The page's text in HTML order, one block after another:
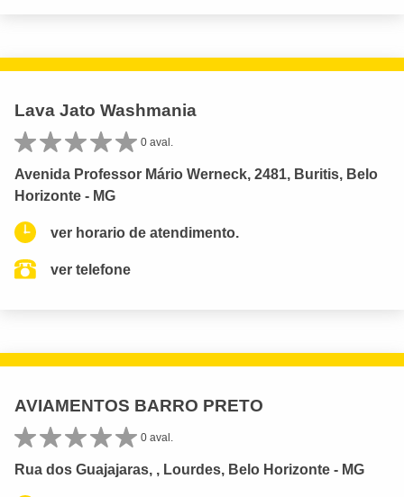
Lava Jato Washmania
0 aval.
Avenida Professor Mário Werneck, 2481, Buritis, Belo
Horizonte - MG
ver horario de atendimento.
ver telefone
AVIAMENTOS BARRO PRETO
0 aval.
Rua dos Guajajaras, , Lourdes, Belo Horizonte - MG